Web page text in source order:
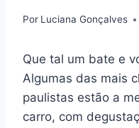
Por Luciana Gonçalves
Que tal um bate e
Algumas das mais
paulistas estão a
carro, com